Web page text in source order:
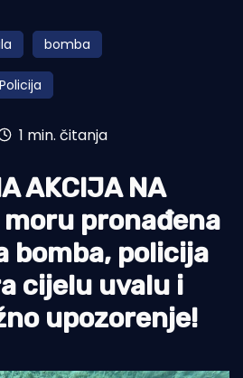
bomba
Policija
1 min. čitanja
AKCIJA NA
moru pronađena
bomba, policija
cijelu uvalu i
upozorenje!